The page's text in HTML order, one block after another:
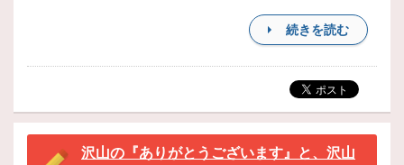
続きを読む
沢山の『ありがとうございます』と、沢山